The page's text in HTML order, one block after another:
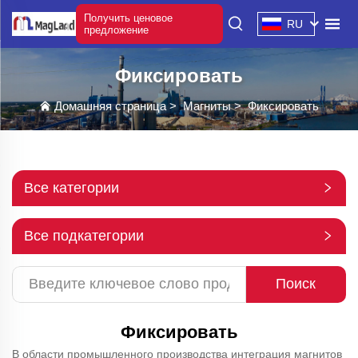
Получить ценовое
предложение
RU
Фиксировать
Домашняя страница>Магниты>Фиксировать
Все категории
Все подкатегории
Поиск
Фиксировать
В области промышленного производства интеграция магнитов